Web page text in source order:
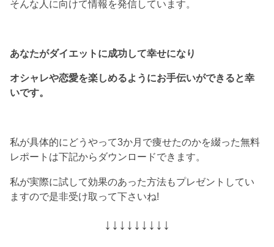
そんな人に向けて情報を発信しています。
あなたがダイエットに成功して幸せになり
オシャレや恋愛を楽しめるようにお手伝いができると幸
いです。
私が具体的にどうやって3か月で痩せたのかを綴った無料
レポートは下記からダウンロードできます。
私が実際に試して効果のあった方法もプレゼントしてい
ますので是非受け取って下さいね!
↓↓↓↓↓↓↓↓↓